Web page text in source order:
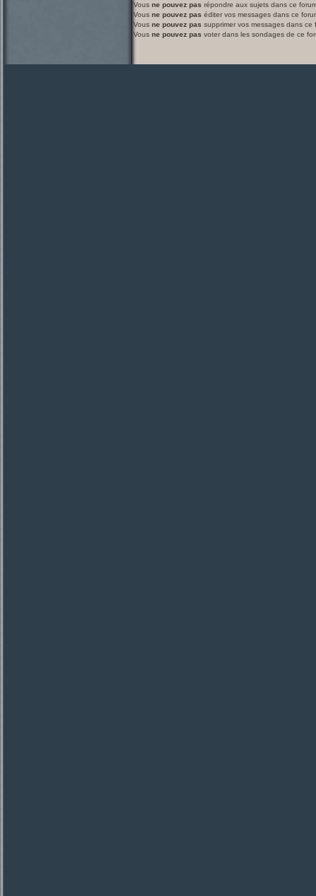
Vous ne pouvez pas répondre aux sujets dans ce
Vous ne pouvez pas éditer vos messages dans ce
Vous ne pouvez pas supprimer vos messages dans ce
Vous ne pouvez pas voter dans les sondages de ce